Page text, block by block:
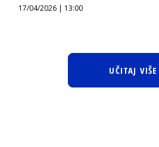
17/04/2026 | 13:00
UČITAJ VIŠE